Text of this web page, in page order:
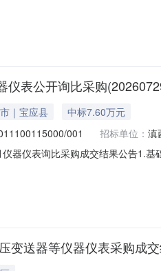
应商名称综合排名1云南远安科技
仪表公开询比采购
｜宝应县
中标7.60万元
001 招标单位： 滇
器仪表询比采购成交结果公告1.
西供应中心2026年8月7日项目编号:
变送器等仪器仪表采购成